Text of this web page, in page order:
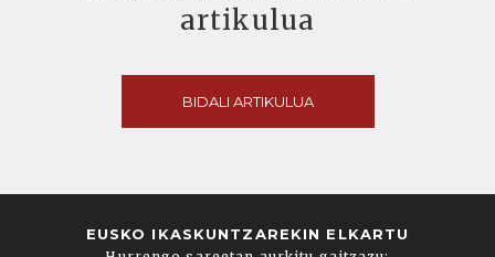
artikulua
BIDALI ARTIKULUA
EUSKO IKASKUNTZAREKIN ELKARTU